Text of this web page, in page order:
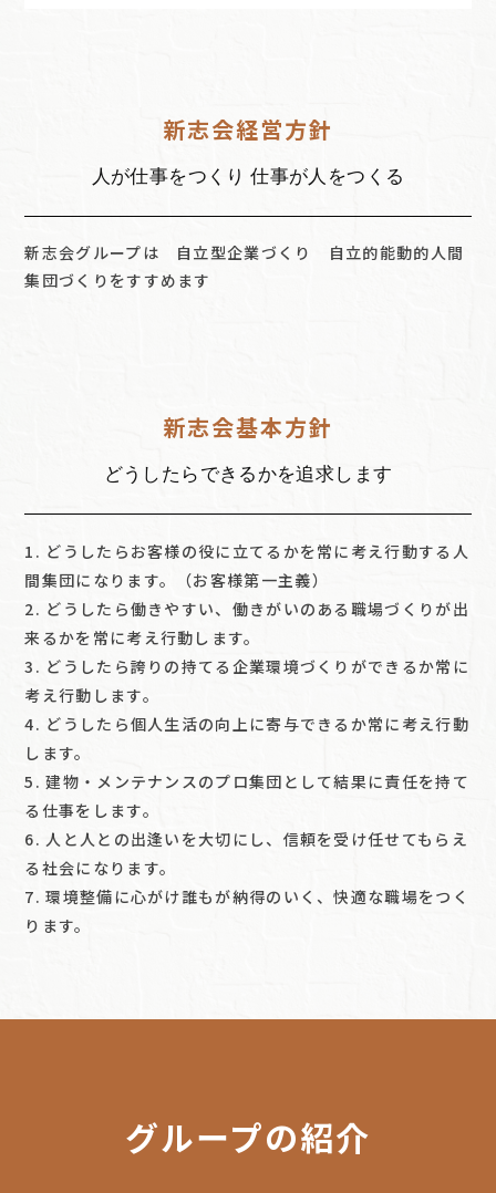
新志会経営方針
人が仕事をつくり 仕事が人をつくる
新志会グループは 自立型企業づくり 自立的能動的人間
集団づくりをすすめます
新志会基本方針
どうしたらできるかを追求します
どうしたらお客様の役に立てるかを常に考え行動する人
間集団になります。（お客様第一主義）
どうしたら働きやすい、働きがいのある職場づくりが出
来るかを常に考え行動します。
どうしたら誇りの持てる企業環境づくりができるか常に
考え行動します。
どうしたら個人生活の向上に寄与できるか常に考え行動
します。
建物・メンテナンスのプロ集団として結果に責任を持て
る仕事をします。
人と人との出逢いを大切にし、信頼を受け任せてもらえ
る社会になります。
環境整備に心がけ誰もが納得のいく、快適な職場をつく
ります。
グループの紹介